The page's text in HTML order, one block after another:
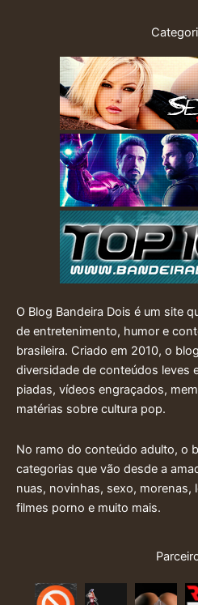
O Blog Bandeira Dois é um site
de entretenimento, humor e
brasileira. Criado em 2010, o
diversidade de conteúdos leves
piadas, vídeos engraçados,
matérias sobre cultura pop.
No ramo do conteúdo adulto, o
categorias que vão desde a
nuas, novinhas, sexo, morenas,
filmes porno e muito mais.